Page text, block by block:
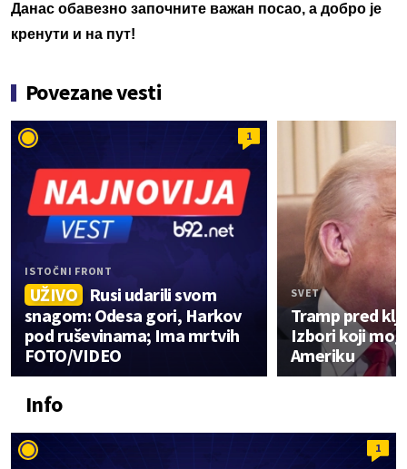
Данас обавезно започните важан посао, а добро је
кренути и на пут!
Povezane vesti
1
ISTOČNI FRONT
UŽIVO Rusi udarili svom
snagom: Odesa gori, Harkov
pod ruševinama; Ima mrtvih
FOTO/VIDEO
SVET
Tramp pred
Izbori koji
Ameriku
Info
1